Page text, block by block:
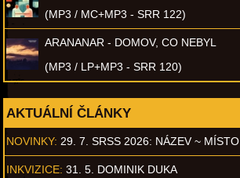
(MP3 / MC+MP3 - SRR 122)
ARANANAR - DOMOV, CO NEBYL
(MP3 / LP+MP3 - SRR 120)
AKTUÁLNÍ ČLÁNKY
NOVINKY: 29. 7. SRSS 2026: NÁZEV ~ MÍSTO
INKVIZICE: 31. 5. DOMINIK DUKA